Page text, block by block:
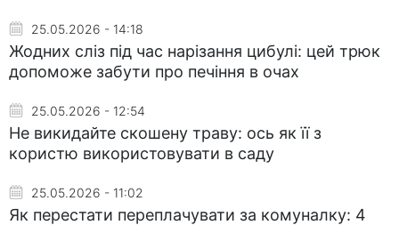
25.05.2026 - 14:18
Жодних сліз під час нарізання цибулі: цей трюк
допоможе забути про печіння в очах
25.05.2026 - 12:54
Не викидайте скошену траву: ось як її з
користю використовувати в саду
25.05.2026 - 11:02
Як перестати переплачувати за комуналку: 4